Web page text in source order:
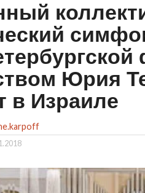
Юрия
в Израиле